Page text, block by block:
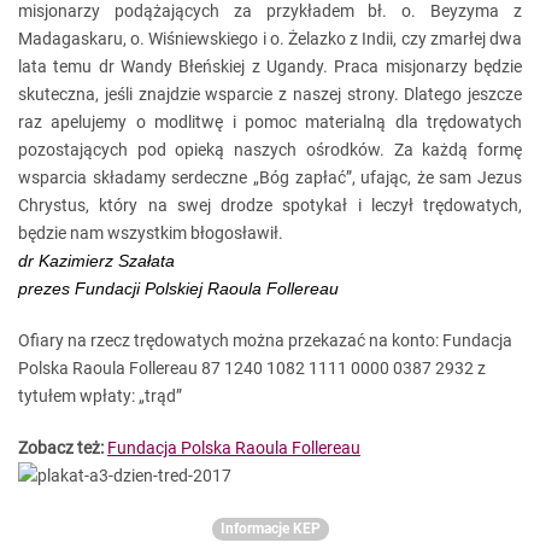
misjonarzy podążających za przykładem bł. o. Beyzyma z
Madagaskaru, o. Wiśniewskiego i o. Żelazko z Indii, czy zmarłej dwa
lata temu dr Wandy Błeńskiej z Ugandy. Praca misjonarzy będzie
skuteczna, jeśli znajdzie wsparcie z naszej strony. Dlatego jeszcze
raz apelujemy o modlitwę i pomoc materialną dla trędowatych
pozostających pod opieką naszych ośrodków. Za każdą formę
wsparcia składamy serdeczne „Bóg zapłać”, ufając, że sam Jezus
Chrystus, który na swej drodze spotykał i leczył trędowatych,
będzie nam wszystkim błogosławił.
dr Kazimierz Szałata
prezes Fundacji Polskiej Raoula Follereau
Ofiary na rzecz trędowatych można przekazać na konto: Fundacja
Polska Raoula Follereau 87 1240 1082 1111 0000 0387 2932 z
tytułem wpłaty: „trąd”
Zobacz też: Fundacja Polska Raoula Follereau
Informacje KEP